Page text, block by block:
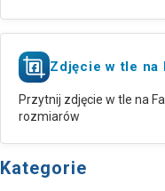
Zdjęcie w tle na
Przytnij zdjęcie w tle na
rozmiarów
Kategorie